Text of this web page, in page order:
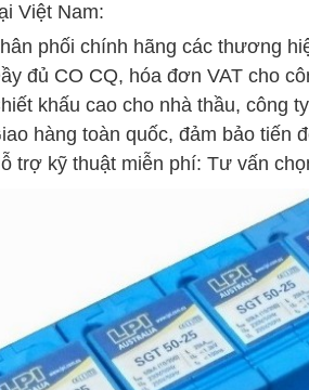
Việt Nam:
phối chính hãng các thương
đủ CO CQ, hóa đơn VAT cho
khấu cao cho nhà thầu, công
hàng toàn quốc, đảm bảo tiến
trợ kỹ thuật miễn phí: Tư vấn